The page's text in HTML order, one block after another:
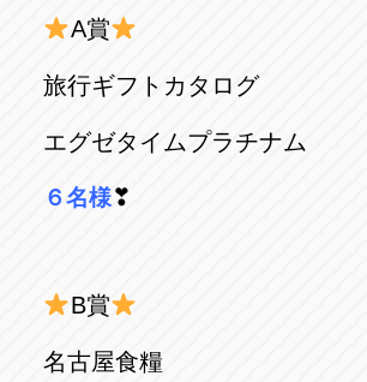
トラック
059-331-
三重
ク市四日市店
四日市市午起3丁目1番3
A賞
旅行ギフトカタログ
エグゼタイムプラチナム
６名様❣
B賞
名古屋食糧